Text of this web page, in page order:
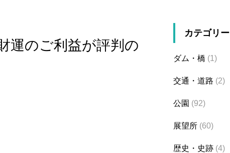
運のご利益が評判の
カテゴリー
ダム・橋 (1)
交通・道路 (2)
公園 (92)
展望所 (60)
歴史・史跡 (4)